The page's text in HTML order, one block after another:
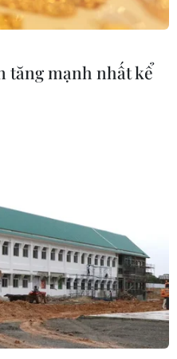
NAM
TÁM, KHÚC THANH
Quy định sử dụng
Hỗ trợ
tăng mạnh nhất kể